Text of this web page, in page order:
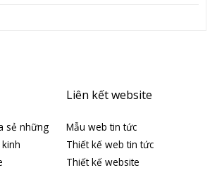
sẻ những
Liên kết website
Mẫu web tin tức
Thiết kế web tin tức
Thiết kế website